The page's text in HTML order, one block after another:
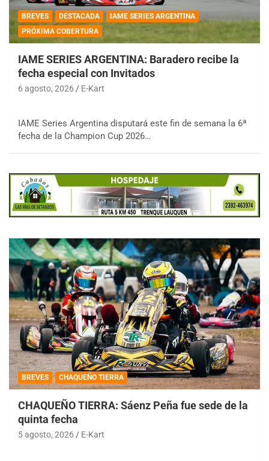
BREVES DESTACADA
IAME SERIES ARGENTINA
PRÓXIMA COBERTURA
IAME SERIES ARGENTINA: Baradero recibe la
fecha especial con Invitados
6 agosto, 2026 E-Kart
IAME Series Argentina disputará este fin de semana la 6ª
fecha de la Champion Cup 2026…
BREVES CHAQUEÑO TIERRA
CHAQUEÑO TIERRA: Sáenz Peña fue sede de la
quinta fecha
5 agosto, 2026 E-Kart